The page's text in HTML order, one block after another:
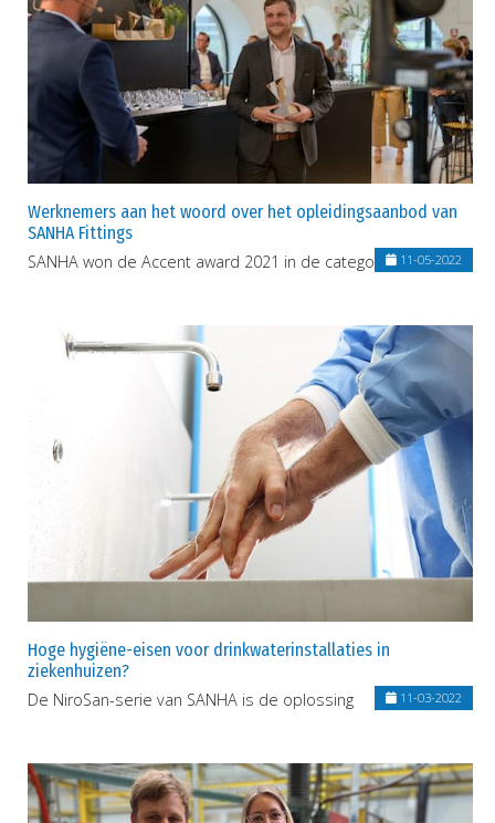
Werknemers aan het woord over het opleidingsaanbod van
SANHA Fittings
SANHA won de Accent award 2021 in de categorie 'opleiding'
11-05-2022
Hoge hygiëne-eisen voor drinkwaterinstallaties in
ziekenhuizen?
De NiroSan-serie van SANHA is de oplossing
11-03-2022